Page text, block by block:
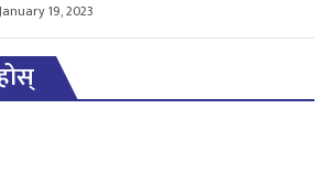
19, 2023